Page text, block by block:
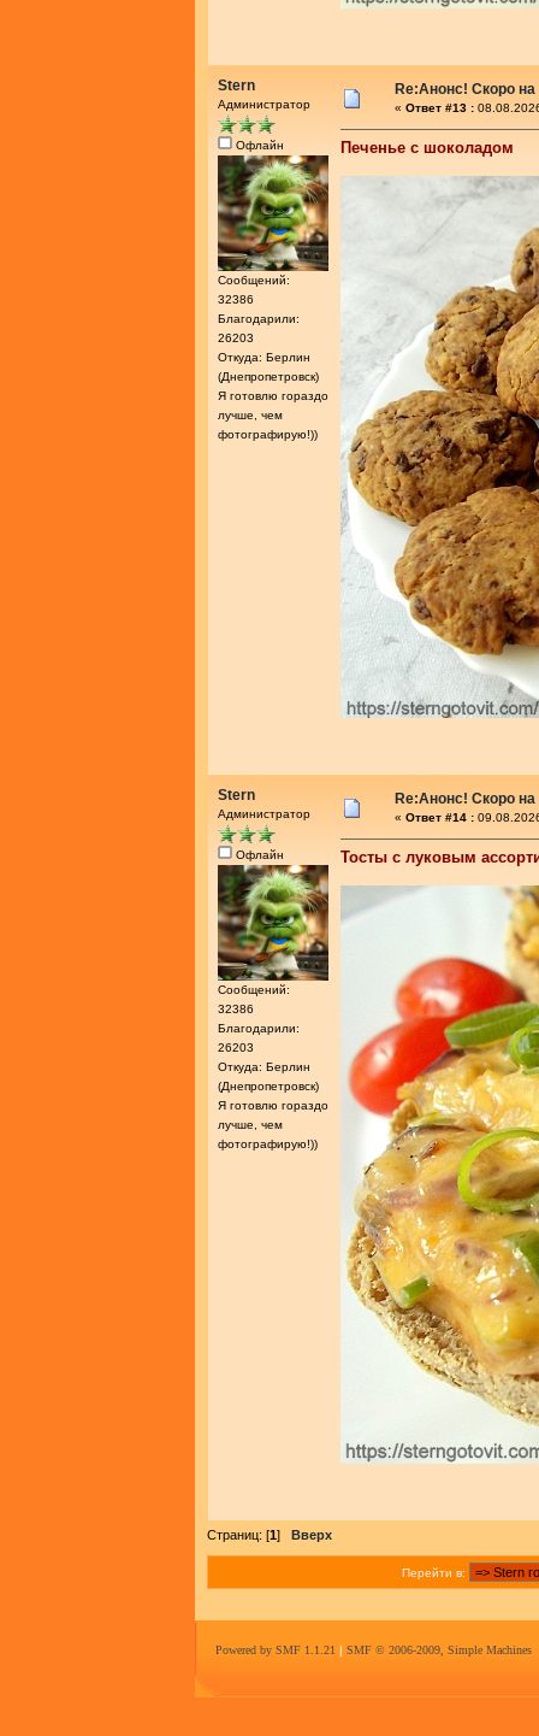
Stern
Администратор
Офлайн
Сообщений:
32386
Благодарили:
26203
Откуда: Берлин
(Днепропетровск)
Я готовлю гораздо
лучше, чем
фотографирую!))
Re:Анонс! Скоро
« Ответ #13 :
Печенье с шоколадом
Stern
Администратор
Офлайн
Сообщений:
32386
Благодарили:
26203
Откуда: Берлин
(Днепропетровск)
Я готовлю гораздо
лучше, чем
фотографирую!))
Re:Анонс! Скоро
« Ответ #14 :
Тосты с луковым
Страниц: [1] Вверх
Перейти в:
Powered by SMF 1.1.21 | SMF © 2006-2009, Simple Machines